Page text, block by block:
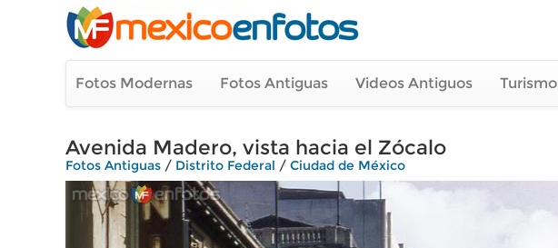
Fotos Modernas Fotos Antiguas Videos Antiguos Turismo
Avenida Madero, vista hacia el Zócalo
Fotos Antiguas / Distrito Federal / Ciudad de México